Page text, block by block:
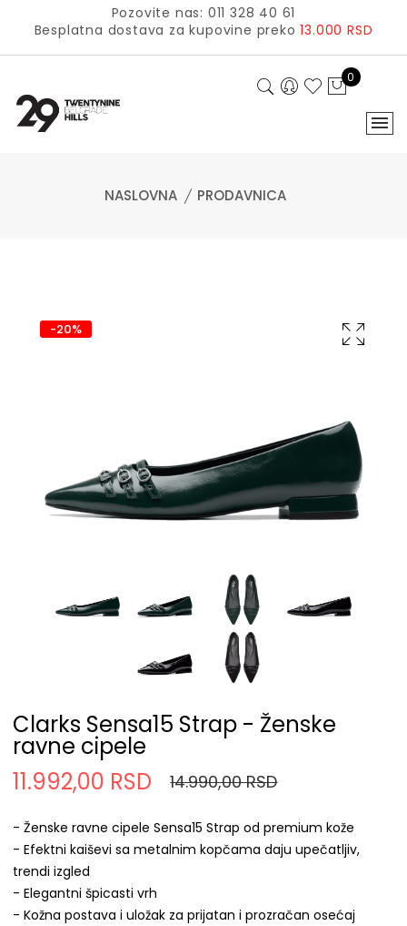
Pozovite nas: 011 328 40 61
Besplatna dostava za kupovine preko13.000 RSD
0
NASLOVNA PRODAVNICA
-20%
Clarks Sensa15 Strap - Ženske
ravne cipele
11.992,00 RSD
14.990,00 RSD
- Ženske ravne cipele Sensa15 Strap od premium kože
- Efektni kaiševi sa metalnim kopčama daju upečatljiv,
trendi izgled
- Elegantni špicasti vrh
- Kožna postava i uložak za prijatan i prozračan osećaj